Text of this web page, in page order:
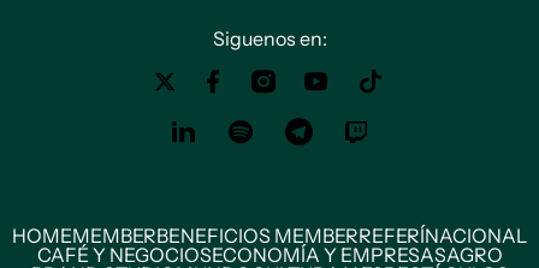
Siguenos en:
HOMEMEMBERBENEFICIOS MEMBERREFERÍNACIONAL
CAFÉ Y NEGOCIOSECONOMÍA Y EMPRESASAGRO